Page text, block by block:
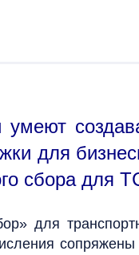
умеют
для
сбора для
для